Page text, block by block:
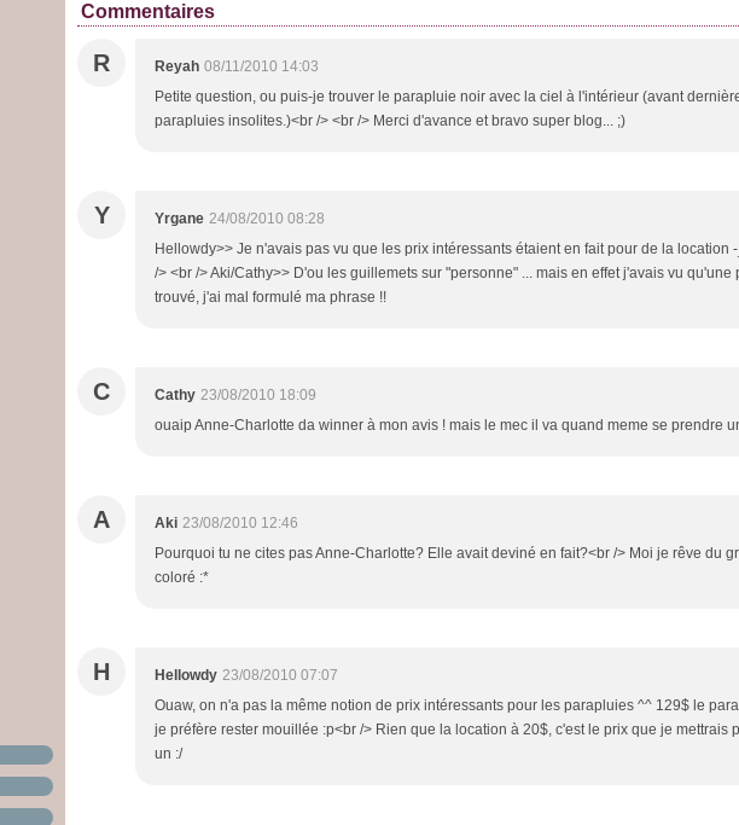
Commentaires
R Reyah 08/11/2010 14:03
Petite question, ou puis-je trouver le parapluie noir avec la ciel à l'intérieur (avant
parapluies insolites.)<br /> <br /> Merci d'avance et bravo super blog... ;)
Y Yrgane 24/08/2010 08:28
Hellowdy>> Je n'avais pas vu que les prix intéressants étaient en fait pour de la location
/> <br /> Aki/Cathy>> D'ou les guillemets sur "personne" ... mais en effet j'avais vu qu'une
trouvé, j'ai mal formulé ma phrase !!
C Cathy 23/08/2010 18:09
ouaip Anne-Charlotte da winner à mon avis ! mais le mec il va quand meme se prendre
A Aki 23/08/2010 12:46
Pourquoi tu ne cites pas Anne-Charlotte? Elle avait deviné en fait?<br /> Moi je rêve du
coloré :*
H Hellowdy 23/08/2010 07:07
Ouaw, on n'a pas la même notion de prix intéressants pour les parapluies ^^ 129$ le
je préfère rester mouillée :p<br /> Rien que la location à 20$, c'est le prix que je mettrais
un :/